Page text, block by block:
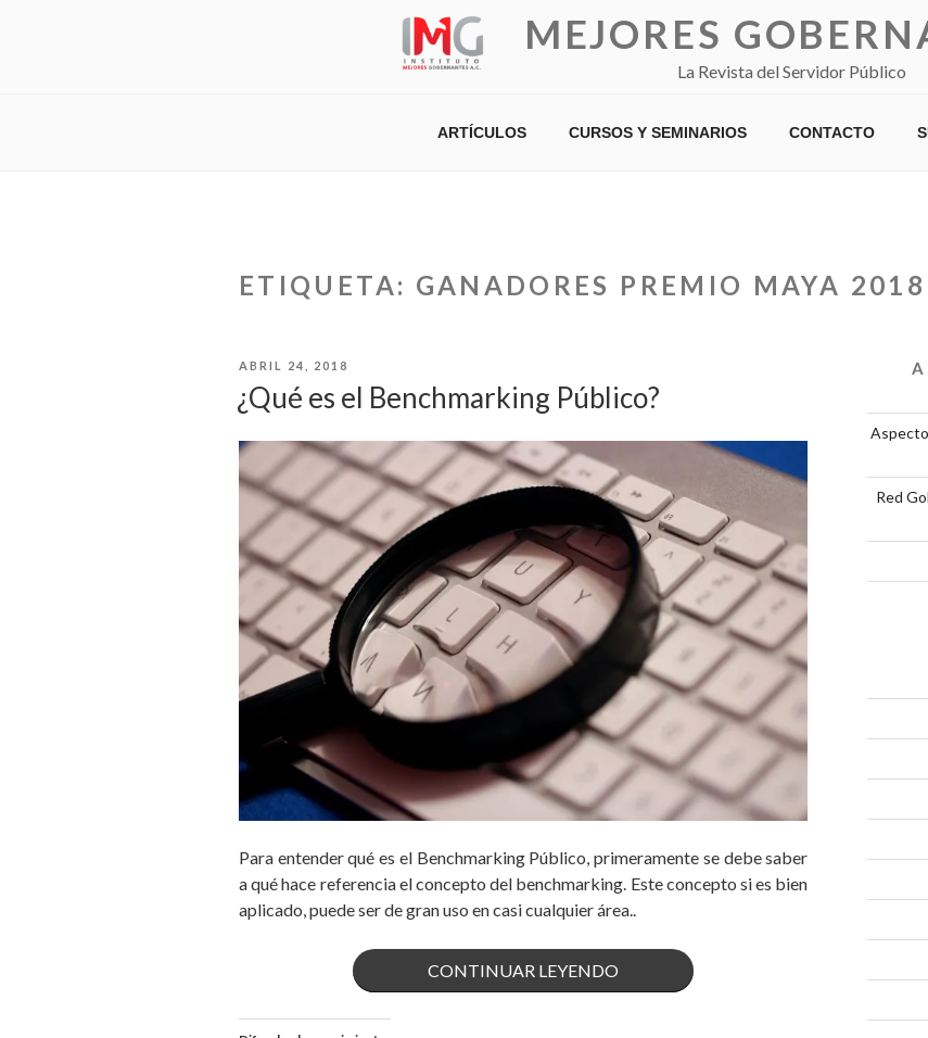
MEJORES
La Revista del Servidor Público
ARTÍCULOS CURSOS Y SEMINARIOS CONTACTO
ETIQUETA: GANADORES PREMIO MAYA 2018
PUBLICADO
ABRIL 24, 2018
¿Qué es el Benchmarking Público?
Para entender qué es el Benchmarking Público, primeramente se debe saber
a qué hace referencia el concepto del benchmarking. Este concepto si es bien
aplicado, puede ser de gran uso en casi cualquier área..
CONTINUAR LEYENDO
Red